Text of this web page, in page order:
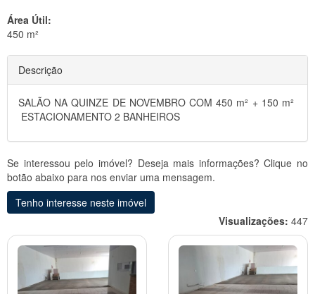
Área Útil:
450 m²
Descrição
SALÃO NA QUINZE DE NOVEMBRO COM 450 m² + 150 m²
ESTACIONAMENTO 2 BANHEIROS
Se interessou pelo imóvel? Deseja mais informações? Clique no
botão abaixo para nos enviar uma mensagem.
Tenho interesse neste imóvel
Visualizações: 447